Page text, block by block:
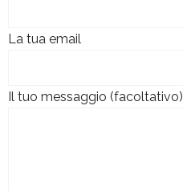
La tua email
Il tuo messaggio (facoltativo)